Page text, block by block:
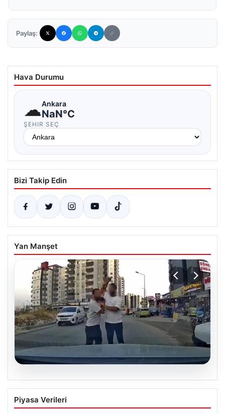
Paylaş:
Hava Durumu
☁Ankara
NaN°C
ŞEHIR SEÇ
Bizi Takip Edin
Yan Manşet
Trafikte Tartışma Kanlı Bitti: Sürücüye
Testere ve Darbe Tehdidi
Piyasa Verileri